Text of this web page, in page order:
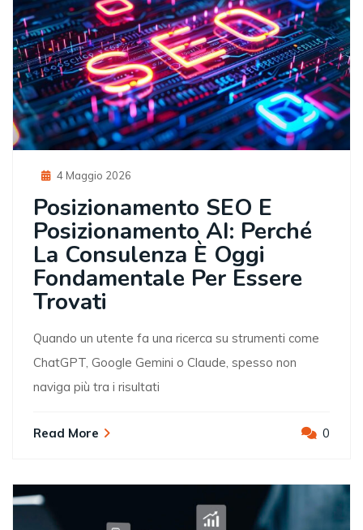
Posted
4 Maggio 2026
Posizionamento SEO E
Posizionamento AI: Perché
La Consulenza È Oggi
Fondamentale Per Essere
Trovati
Quando un utente fa una ricerca su strumenti come
ChatGPT, Google Gemini o Claude, spesso non
naviga più tra i risultati
Read More 0